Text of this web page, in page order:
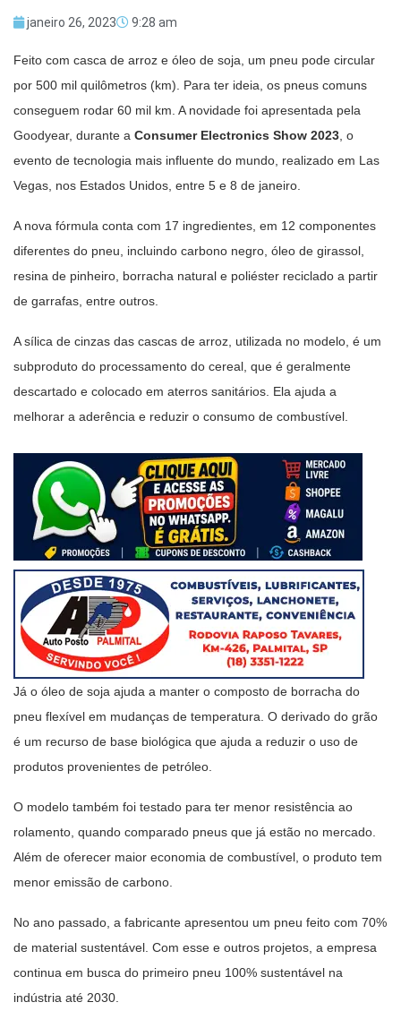
janeiro 26, 2023 9:28 am
Feito com casca de arroz e óleo de soja, um pneu pode circular
por 500 mil quilômetros (km). Para ter ideia, os pneus comuns
conseguem rodar 60 mil km. A novidade foi apresentada pela
Goodyear, durante a Consumer Electronics Show 2023, o
evento de tecnologia mais influente do mundo, realizado em Las
Vegas, nos Estados Unidos, entre 5 e 8 de janeiro.
A nova fórmula conta com 17 ingredientes, em 12 componentes
diferentes do pneu, incluindo carbono negro, óleo de girassol,
resina de pinheiro, borracha natural e poliéster reciclado a partir
de garrafas, entre outros.
A sílica de cinzas das cascas de arroz, utilizada no modelo, é um
subproduto do processamento do cereal, que é geralmente
descartado e colocado em aterros sanitários. Ela ajuda a
melhorar a aderência e reduzir o consumo de combustível.
Já o óleo de soja ajuda a manter o composto de borracha do
pneu flexível em mudanças de temperatura. O derivado do grão
é um recurso de base biológica que ajuda a reduzir o uso de
produtos provenientes de petróleo.
O modelo também foi testado para ter menor resistência ao
rolamento, quando comparado pneus que já estão no mercado.
Além de oferecer maior economia de combustível, o produto tem
menor emissão de carbono.
No ano passado, a fabricante apresentou um pneu feito com 70%
de material sustentável. Com esse e outros projetos, a empresa
continua em busca do primeiro pneu 100% sustentável na
indústria até 2030.